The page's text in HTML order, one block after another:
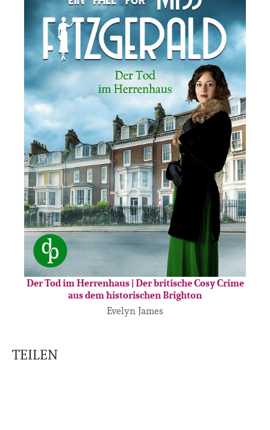
Der Tod im Herrenhaus | Der britische Cosy Crime
aus dem historischen Brighton
Evelyn James
TEILEN